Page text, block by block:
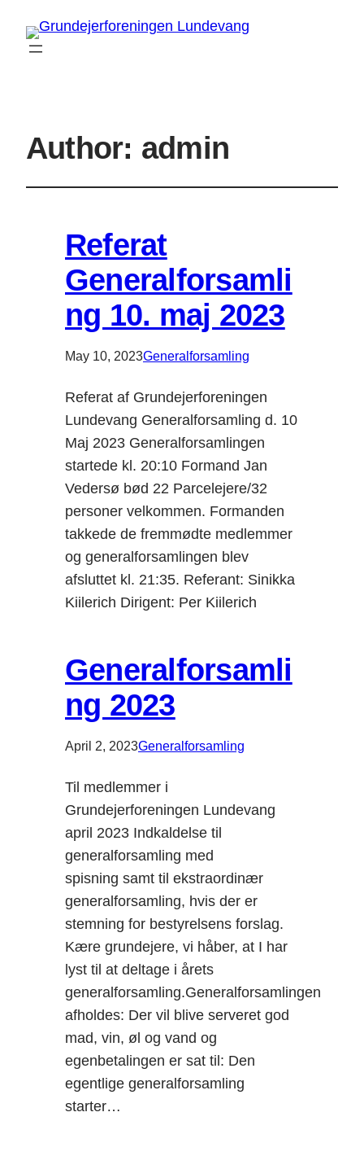
Author: admin
Referat
Generalforsamli
ng 10. maj 2023
May 10, 2023Generalforsamling
Referat af Grundejerforeningen
Lundevang Generalforsamling d. 10
Maj 2023 Generalforsamlingen
startede kl. 20:10 Formand Jan
Vedersø bød 22 Parcelejere/32
personer velkommen. Formanden
takkede de fremmødte medlemmer
og generalforsamlingen blev
afsluttet kl. 21:35. Referant: Sinikka
Kiilerich Dirigent: Per Kiilerich
Generalforsamli
ng 2023
April 2, 2023Generalforsamling
Til medlemmer i
Grundejerforeningen Lundevang
april 2023 Indkaldelse til
generalforsamling med
spisning samt til ekstraordinær
generalforsamling, hvis der er
stemning for bestyrelsens forslag.
Kære grundejere, vi håber, at I har
lyst til at deltage i årets
generalforsamling.Generalforsamlingen
afholdes: Der vil blive serveret god
mad, vin, øl og vand og
egenbetalingen er sat til: Den
egentlige generalforsamling
starter…